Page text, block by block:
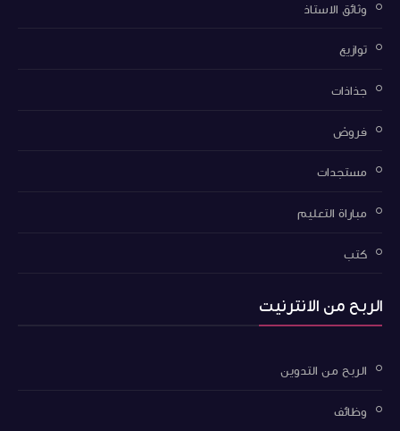
وثائق الاستاذ
توازيع
جذاذات
فروض
مستجدات
مباراة التعليم
كتب
الربح من الانترنيت
الربح من التدوين
وظائف